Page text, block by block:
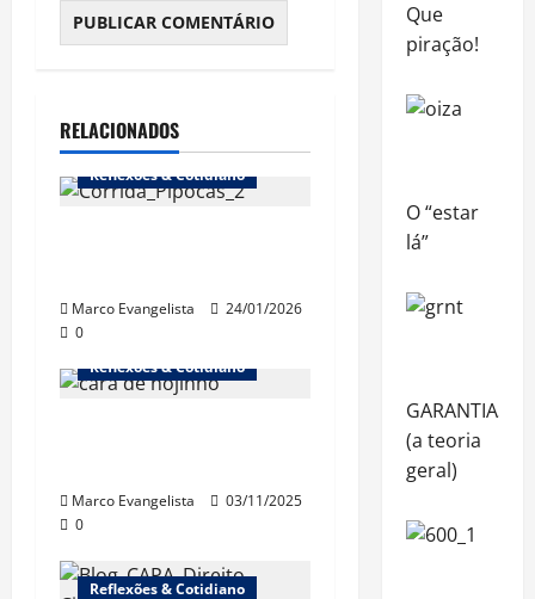
RELACIONADOS
Reflexões & Cotidiano
Marco Evangelista
24/01/2026
0
Reflexões & Cotidiano
Marco Evangelista
03/11/2025
0
Reflexões & Cotidiano
Que
piração!
O “estar
lá”
GARANTIAS
(a teoria
geral)